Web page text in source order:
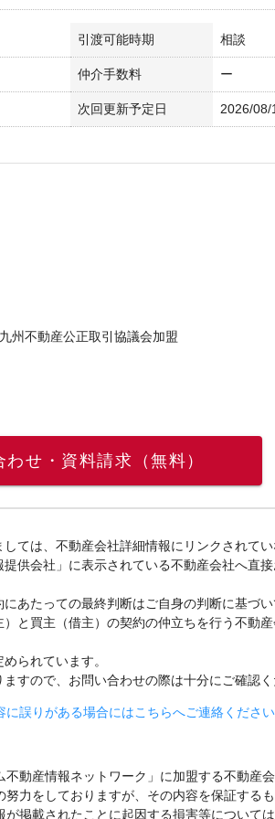
引渡可能時期 相談
仲介手数料 ー
次回更新予定日 2026/08/
州不動産公正取引協議会加盟
わせ・資料請求（無料）
ては、不動産会社詳細情報にリンクされて
供会社」に表示されている不動産会社へ直
あたっての最終判断はご自身の判断に基づ
と買主（借主）の契約の仲立ちを行う不動
られています。
すので、お問い合わせの際は十分にご確認
に誤りがある場合にはこちらへご連絡くださ
動産情報ネットワーク」に加盟する不動産
力をしておりますが、その内容を保証する
掲載されたことに起因する損害等について